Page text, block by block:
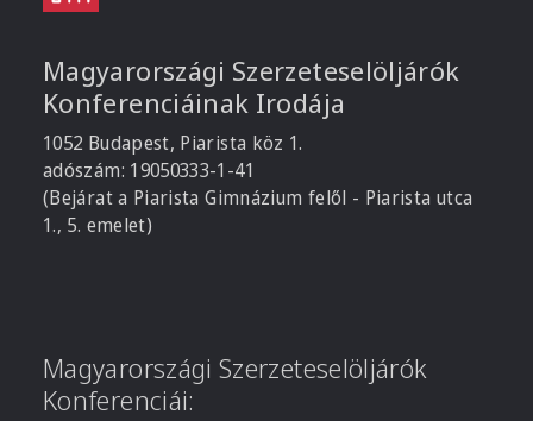
Magyarországi Szerzeteselöljárók
Konferenciáinak Irodája
1052 Budapest, Piarista köz 1.
adószám: 19050333-1-41
(Bejárat a Piarista Gimnázium felől - Piarista utca
1., 5. emelet)
Magyarországi Szerzeteselöljárók
Konferenciái: